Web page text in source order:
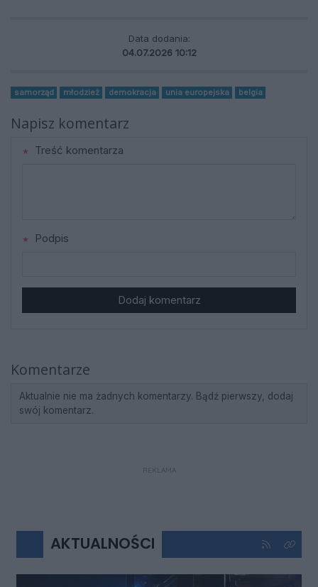
Data dodania:
04.07.2026 10:12
samorząd młodzież demokracja unia europejska belgia
Napisz komentarz
Treść komentarza
Podpis
Dodaj komentarz
Komentarze
Aktualnie nie ma żadnych komentarzy. Bądź pierwszy, dodaj
swój komentarz.
REKLAMA
AKTUALNOŚCI Kliknij aby
Kliknij